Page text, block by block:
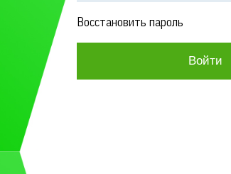
Восстановить пароль